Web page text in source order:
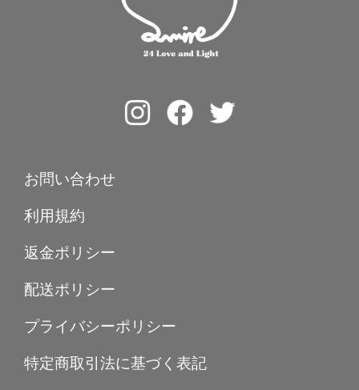
お問い合わせ
利用規約
返金ポリシー
配送ポリシー
プライバシーポリシー
特定商取引法に基づく表記